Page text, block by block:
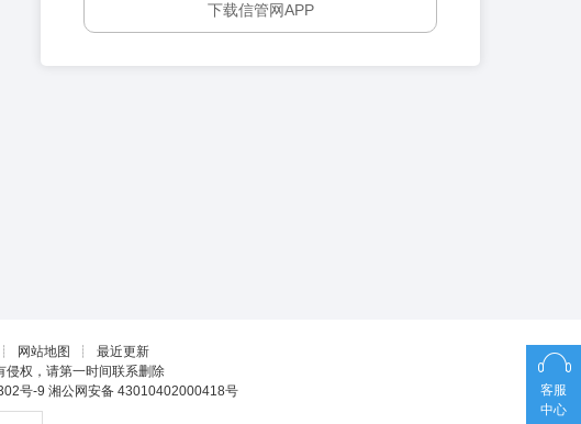
下载信管网APP
┊ 网站地图 ┊ 最近更新
权，请第一时间联系删除
号-9 湘公网安备 43010402000418号
客服
中心